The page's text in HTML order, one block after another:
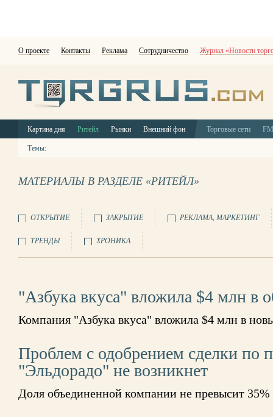
О проекте Контакты Реклама Сотрудничество Журнал «Новости
Картина дня Ритейл Рынки Внешний фон Торговые сети
Темы:
МАТЕРИАЛЫ В РАЗДЕЛЕ «РИТЕЙЛ»
ОТКРЫТИЕ ЗАКРЫТИЕ РЕКЛАМА, МАРКЕТИНГ
ТРЕНДЫ ХРОНИКА
"Азбука вкуса" вложила $4 млн в
Компания "Азбука вкуса" вложила $4 млн в
Проблем с одобрением сделки по
"Эльдорадо" не возникнет
Доля объединенной компании не превысит 35%